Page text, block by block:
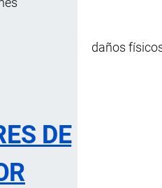
DE
libre de daños